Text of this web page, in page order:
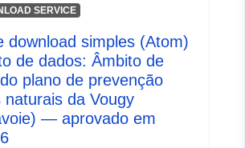
49ec-9c3f-1bd6e558de31
Recurso:
http://inspire.ec.europa.eu/
codelist/ResourceType/services
SERVICE
download simples (Atom)
de dados: Âmbito de
plano de prevenção
naturais da Vougy
— aprovado em